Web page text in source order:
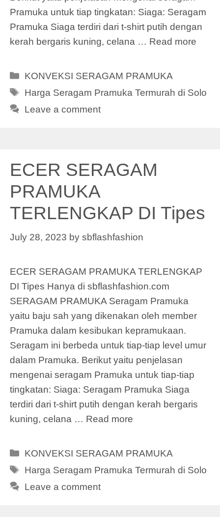
Pramuka untuk tiap tingkatan: Siaga: Seragam
Pramuka Siaga terdiri dari t-shirt putih dengan
kerah bergaris kuning, celana … Read more
Categories
KONVEKSI SERAGAM PRAMUKA
Tags
Harga Seragam Pramuka Termurah di Solo
Leave a comment
ECER SERAGAM
PRAMUKA
TERLENGKAP DI Tipes
July 28, 2023 by sbflashfashion
ECER SERAGAM PRAMUKA TERLENGKAP
DI Tipes Hanya di sbflashfashion.com
SERAGAM PRAMUKA Seragam Pramuka
yaitu baju sah yang dikenakan oleh member
Pramuka dalam kesibukan kepramukaan.
Seragam ini berbeda untuk tiap-tiap level umur
dalam Pramuka. Berikut yaitu penjelasan
mengenai seragam Pramuka untuk tiap-tiap
tingkatan: Siaga: Seragam Pramuka Siaga
terdiri dari t-shirt putih dengan kerah bergaris
kuning, celana … Read more
Categories
KONVEKSI SERAGAM PRAMUKA
Tags
Harga Seragam Pramuka Termurah di Solo
Leave a comment